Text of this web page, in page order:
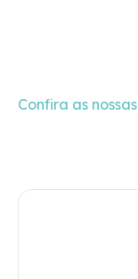
Confira as nossas